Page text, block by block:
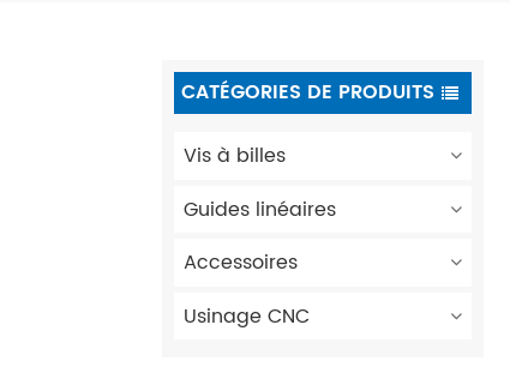
CATÉGORIES DE PRODUITS
Vis à billes
Guides linéaires
Accessoires
Usinage CNC